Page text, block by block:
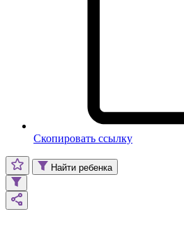
Скопировать ссылку
Найти ребенка